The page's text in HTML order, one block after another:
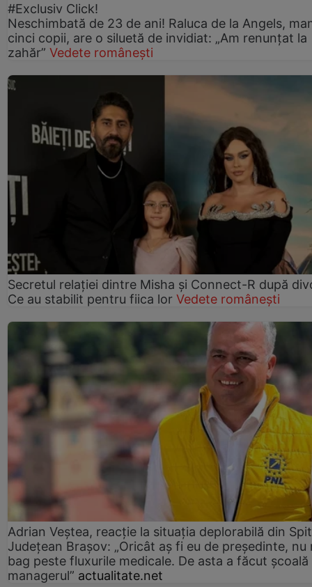
#Exclusiv Click!
Neschimbată de 23 de ani! Raluca de la Angels,
cinci copii, are o siluetă de invidiat: „Am renunțat la
zahăr” Vedete românești
Secretul relației dintre Misha și Connect-R după
Ce au stabilit pentru fiica lor Vedete românești
Adrian Veștea, reacție la situația deplorabilă din
Județean Brașov: „Oricât aș fi eu de președinte, nu
bag peste fluxurile medicale. De asta a făcut școală
managerul” actualitate.net